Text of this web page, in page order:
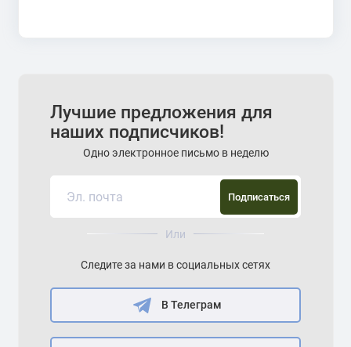
Лучшие предложения для
наших подписчиков!
Одно электронное письмо в неделю
Подписаться
Или
Следите за нами в социальных сетях
В Телеграм